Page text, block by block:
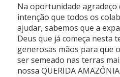
Na oportunidade agradeço
intenção que todos os
ajudar, sabemos que a
Deus que já começa nesta
generosas mãos para que
ser semeado nas terras
nossa QUERIDA AMAZÔNIA.